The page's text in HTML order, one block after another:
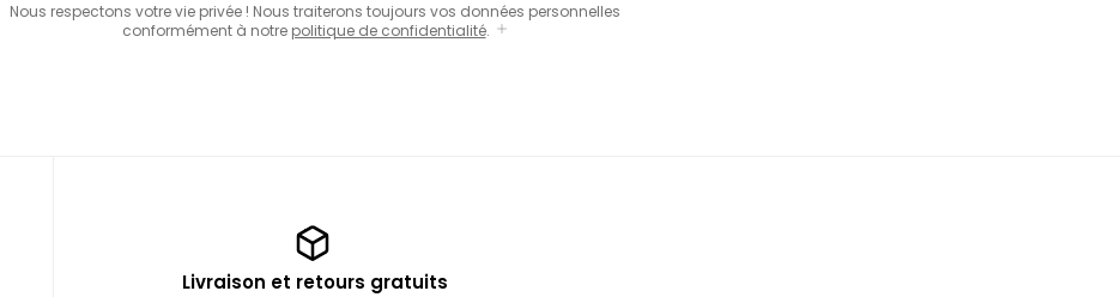
Nous respectons votre vie privée ! Nous traiterons toujours vos données personnelles
conformément à notre politique de confidentialité.
Livraison et retours gratuits